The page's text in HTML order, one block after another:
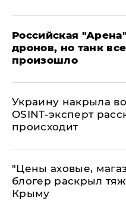
​Российская
дронов, но танк
произошло
​Украину накрыла
OSINT-эксперт
происходит
​"Цены аховые,
блогер раскрыл
Крыму